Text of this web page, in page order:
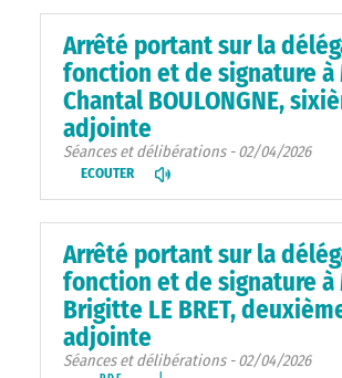
Arrêté portant sur la
fonction et de signature à
Chantal BOULONGNE,
adjointe
Séances et délibérations - 02/04/2026
ECOUTER
Arrêté portant sur la
fonction et de signature à
Brigitte LE BRET,
adjointe
Séances et délibérations - 02/04/2026